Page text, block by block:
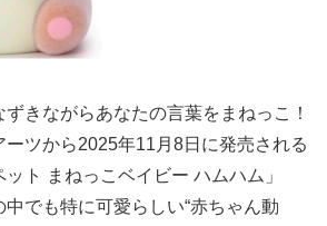
きながらあなたの言葉をまねっこ！
ツから2025年11月8日に発売される
ト まねっこベイビー ハムハム」
でも特に可愛らしい“赤ちゃん動